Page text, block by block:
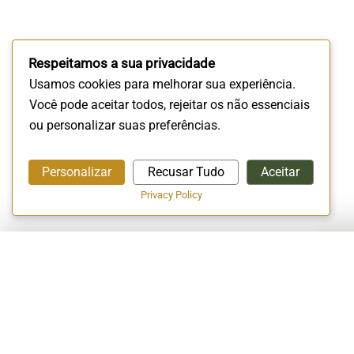
Respeitamos a sua privacidade
Usamos cookies para melhorar sua experiência.
Você pode aceitar todos, rejeitar os não essenciais
ou personalizar suas preferências.
Personalizar Recusar Tudo Aceitar
Privacy Policy